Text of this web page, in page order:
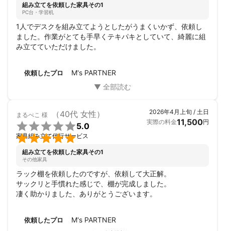
組み立てを依頼した家具その1
PC台・学習机
1人でデスクを組み立てようとしたがうまくいかず、依頼し
ました。作業がとても手早くテキパキとしていて、綺麗に組
み立てていただけました。
依頼したプロ M's PARTNER
まるべこ 様 （40代 女性）


5.0
家具組み立て代行サービス
2026年4月上旬 / 土日
実際の料金11,500円
組み立てを依頼した家具その1
その他家具
ラック棚を依頼したのですが、依頼して大正解。
サックリと手慣れた感じで、棚が完成しました。
凄く助かりました、ありがとうございます。
依頼したプロ M's PARTNER